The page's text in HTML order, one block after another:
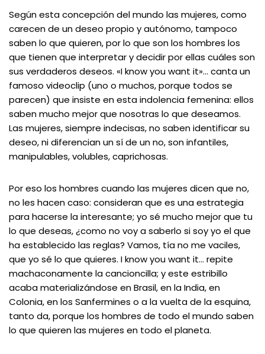
Según esta concepción del mundo las mujeres, como
carecen de un deseo propio y autónomo, tampoco
saben lo que quieren, por lo que son los hombres los
que tienen que interpretar y decidir por ellas cuáles son
sus verdaderos deseos. «I know you want it»… canta un
famoso videoclip (uno o muchos, porque todos se
parecen) que insiste en esta indolencia femenina: ellos
saben mucho mejor que nosotras lo que deseamos.
Las mujeres, siempre indecisas, no saben identificar su
deseo, ni diferencian un sí de un no, son infantiles,
manipulables, volubles, caprichosas.
Por eso los hombres cuando las mujeres dicen que no,
no les hacen caso: consideran que es una estrategia
para hacerse la interesante; yo sé mucho mejor que tu
lo que deseas, ¿como no voy a saberlo si soy yo el que
ha establecido las reglas? Vamos, tía no me vaciles,
que yo sé lo que quieres. I know you want it… repite
machaconamente la cancioncilla; y este estribillo
acaba materializándose en Brasil, en la India, en
Colonia, en los Sanfermines o a la vuelta de la esquina,
tanto da, porque los hombres de todo el mundo saben
lo que quieren las mujeres en todo el planeta.